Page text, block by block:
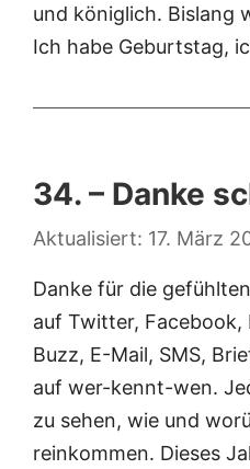
und königlich. Bislang
Ich habe Geburtstag,
34. – Danke
17. März
Danke für die
auf Twitter, Facebook,
Buzz, E-Mail, SMS,
auf wer-kennt-wen.
zu sehen, wie und
reinkommen. Dieses